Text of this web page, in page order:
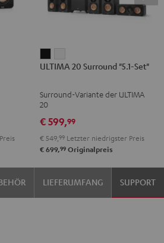
20
"5.1-
Schwarz
20
"5.1-
Weiß
ULTIMA 20 Surround "5.1-Set"
Surround-Variante der ULTIMA
20
€ 599,99
€ 549, 99 Letzter niedrigster Preis
€ 699,99 Originalpreis
LIEFERUMFANG SUPPORT